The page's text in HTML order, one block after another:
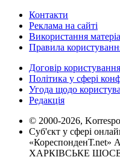
Контакти
Реклама на сайті
Використання
Правила
Договір
Політика у сфері
Угода щодо
Редакція
© 2000-2026,
Суб'єкт у сфері
«КореспонденТ.net»
ХАРКІВСЬКЕ ШОСЕ,